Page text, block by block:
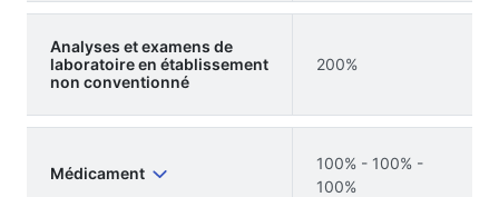
Analyses et examens de
laboratoire en établissement
non conventionné
200%
Médicament
100% - 100% -
100%